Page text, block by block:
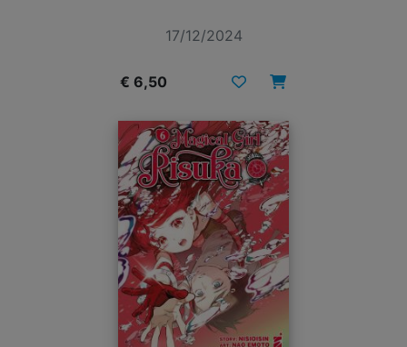
17/12/2024
€ 6,50